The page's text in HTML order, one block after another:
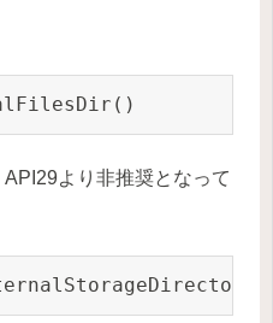
より非推奨となって